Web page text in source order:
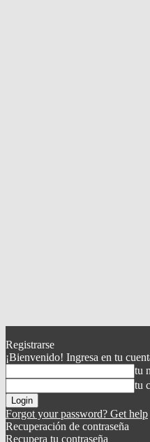
Registrarse
¡Bienvenido! Ingresa en tu
tu
tu
Forgot your password? Get help
Recuperación de contraseña
Recupera tu contraseña